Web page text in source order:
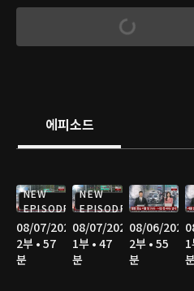
에피소드
NEW
EPISODE
08/07/2026
2부 • 57
분
NEW
EPISODE
08/07/2026
1부 • 47
분
08/06/2026
2부 • 55
분